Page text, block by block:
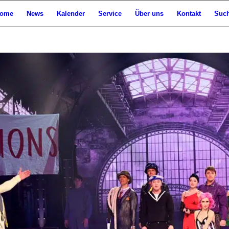
News Kalender Service Über uns Kontakt